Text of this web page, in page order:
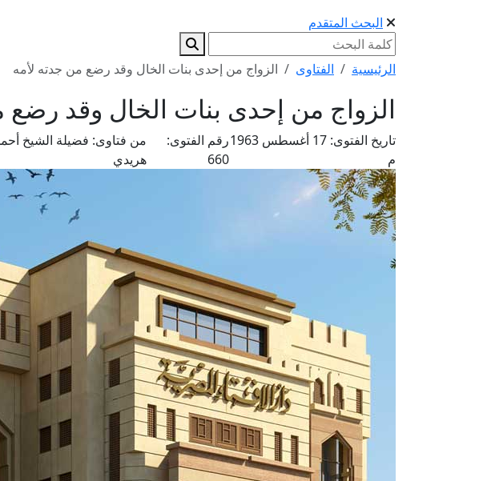
البحث المتقدم
الرئيسية الفتاوى الزواج من إحدى بنات الخال وقد رضع من جدته لأمه
الزواج من إحدى بنات الخال وقد رضع
تاريخ الفتوى:
17 أغسطس 1963
م
رقم الفتوى:
660
من فتاوى: فضيلة الشيخ
هريدي